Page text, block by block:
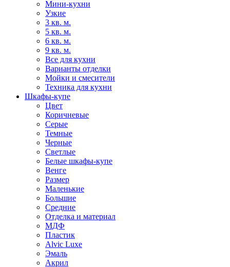
Мини-кухни
Узкие
3 кв. м.
5 кв. м.
6 кв. м.
9 кв. м.
Все для кухни
Варианты отделки
Мойки и смесители
Техника для кухни
Шкафы-купе
Цвет
Коричневые
Серые
Темные
Черные
Светлые
Белые шкафы-купе
Венге
Размер
Маленькие
Большие
Средние
Отделка и материал
МДФ
Пластик
Alvic Luxe
Эмаль
Акрил